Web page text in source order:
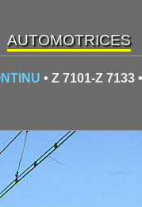
• Z 7101-Z 7133